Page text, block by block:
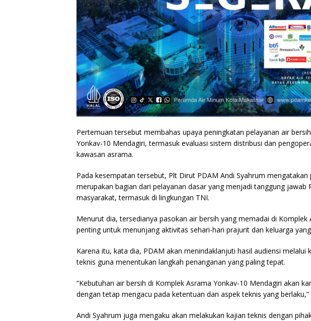
Pertemuan tersebut membahas upaya peningkatan pelayanan air
Yonkav-10 Mendagiri, termasuk evaluasi sistem distribusi dan
kawasan asrama.
Pada kesempatan tersebut, Plt Dirut PDAM Andi Syahrum
merupakan bagian dari pelayanan dasar yang menjadi tanggung jawab
masyarakat, termasuk di lingkungan TNI.
Menurut dia, tersedianya pasokan air bersih yang memadai di Komplek
penting untuk menunjang aktivitas sehari-hari prajurit dan keluarga
Karena itu, kata dia, PDAM akan menindaklanjuti hasil audiensi melalui
teknis guna menentukan langkah penanganan yang paling tepat.
“Kebutuhan air bersih di Komplek Asrama Yonkav-10 Mendagiri akan
dengan tetap mengacu pada ketentuan dan aspek teknis yang berlaku,”
Andi Syahrum juga mengaku akan melakukan kajian teknis dengan